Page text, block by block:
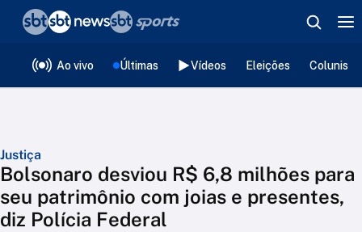
Ao vivo Últimas Vídeos Eleições
Justiça
Bolsonaro desviou R$ 6,8 milhões para
seu patrimônio com joias e presentes,
diz Polícia Federal
❮voltar
Editorias